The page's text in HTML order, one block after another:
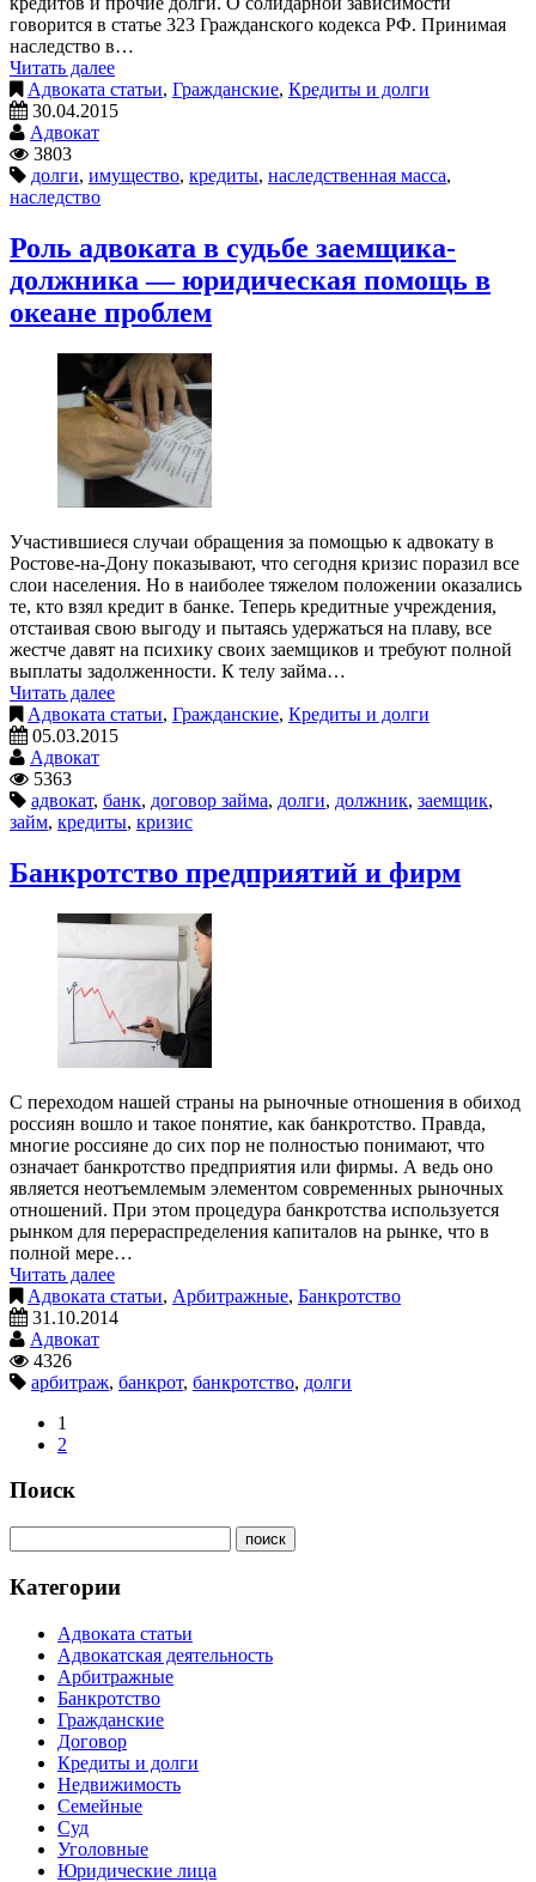
говорится в статье 323 Гражданского кодекса РФ. Принимая
наследство в…
Читать далее
Адвоката статьи, Гражданские, Кредиты и долги
30.04.2015
Адвокат
3803
долги, имущество, кредиты, наследственная масса,
наследство
Роль адвоката в судьбе заемщика-
должника — юридическая помощь в
океане проблем
Участившиеся случаи обращения за помощью к адвокату в
Ростове-на-Дону показывают, что сегодня кризис поразил все
слои населения. Но в наиболее тяжелом положении оказались
те, кто взял кредит в банке. Теперь кредитные учреждения,
отстаивая свою выгоду и пытаясь удержаться на плаву, все
жестче давят на психику своих заемщиков и требуют полной
выплаты задолженности. К телу займа…
Читать далее
Адвоката статьи, Гражданские, Кредиты и долги
05.03.2015
Адвокат
5363
адвокат, банк, договор займа, долги, должник, заемщик,
займ, кредиты, кризис
Банкротство предприятий и фирм
С переходом нашей страны на рыночные отношения в обиход
россиян вошло и такое понятие, как банкротство. Правда,
многие россияне до сих пор не полностью понимают, что
означает банкротство предприятия или фирмы. А ведь оно
является неотъемлемым элементом современных рыночных
отношений. При этом процедура банкротства используется
рынком для перераспределения капиталов на рынке, что в
полной мере…
Читать далее
Адвоката статьи, Арбитражные, Банкротство
31.10.2014
Адвокат
4326
арбитраж, банкрот, банкротство, долги
1
2
Поиск
Категории
Адвоката статьи
Адвокатская деятельность
Арбитражные
Банкротство
Гражданские
Договор
Кредиты и долги
Недвижимость
Семейные
Суд
Уголовные
Юридические лица